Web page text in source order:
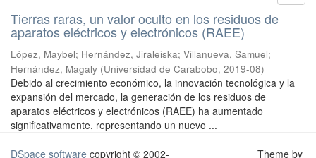
Tierras raras, un valor oculto en los residuos de
aparatos eléctricos y electrónicos (RAEE)
López, Maybel; Hernández, Jiraleiska; Villanueva, Samuel;
Hernández, Magaly (Universidad de Carabobo, 2019-08)
Debido al crecimiento económico, la innovación tecnológica y la
expansión del mercado, la generación de los residuos de
aparatos eléctricos y electrónicos (RAEE) ha aumentado
significativamente, representando un nuevo ...
DSpace software copyright © 2002-
Theme by